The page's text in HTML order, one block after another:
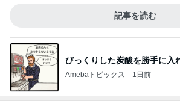
Amebaトピックス 1日前
ジャンル人気記事ランキング
スイーツ・デザートマニア
【ミスド】ファンシー